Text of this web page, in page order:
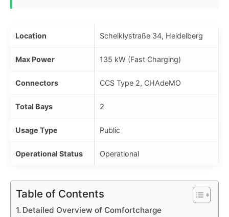
Location Schelklystraße 34, Heidelberg
Max Power 135 kW (Fast Charging)
Connectors CCS Type 2, CHAdeMO
Total Bays 2
Usage Type Public
Operational Status Operational
Table of Contents
Detailed Overview of Comfortcharge